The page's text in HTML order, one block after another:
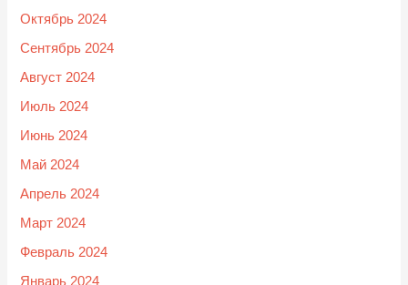
Октябрь 2024
Сентябрь 2024
Август 2024
Июль 2024
Июнь 2024
Май 2024
Апрель 2024
Март 2024
Февраль 2024
Январь 2024